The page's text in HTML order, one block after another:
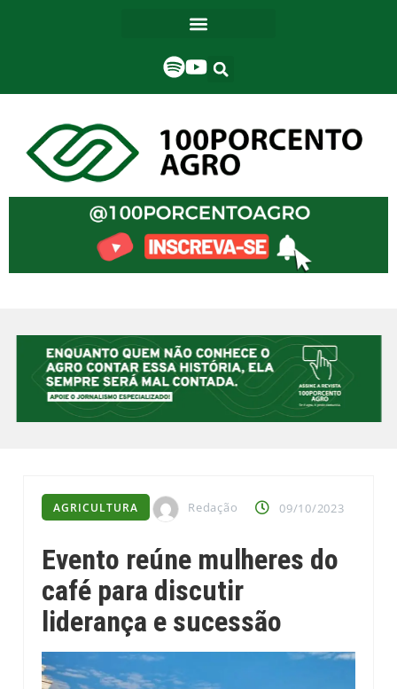
AGRICULTURA Redação 09/10/2023
Evento reúne mulheres do
café para discutir
liderança e sucessão